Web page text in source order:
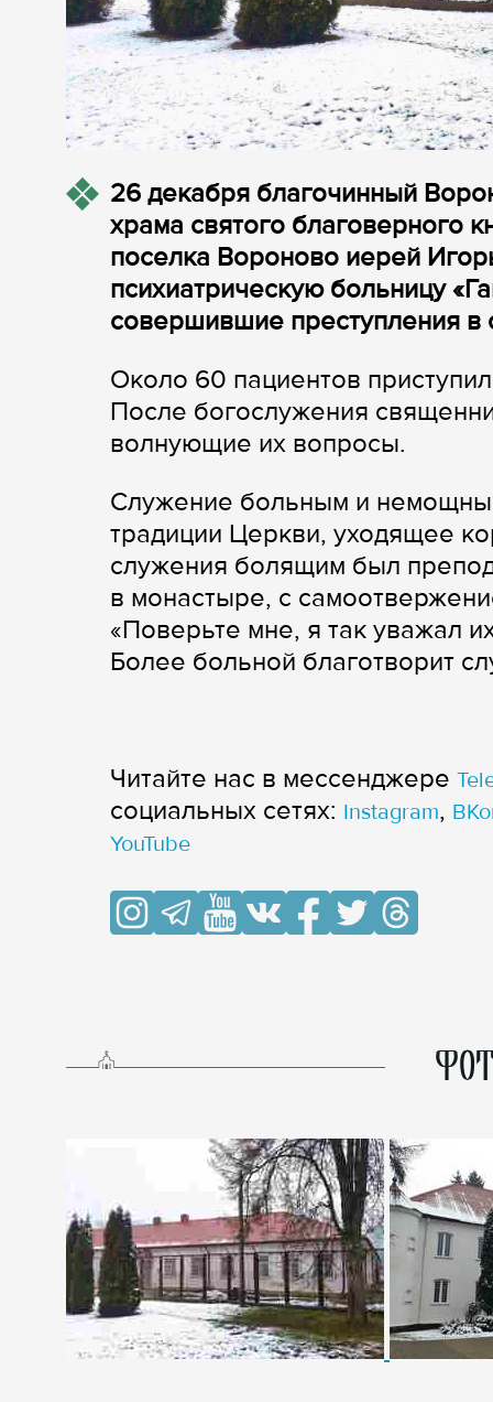
26 декабря благочинный
храма святого благоверного
поселка Вороново иерей
психиатрическую больницу
совершившие преступления в
Около 60 пациентов
После богослужения
волнующие их вопросы.
Служение больным и
традиции Церкви, уходящее
служения болящим был
в монастыре, с
«Поверьте мне, я так уважал
Более больной благотворит
Читайте нас в мессенджере
cоциальных сетях: Instagram,
YouTube